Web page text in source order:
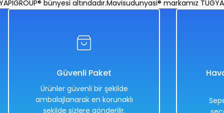
bünyesi altındadır.Mavisudunyasi® markamız
Güvenli Paket
Ürünler güvenli bir şekilde
ambalajlanarak en korunaklı
şekilde sizlere gönderilir.